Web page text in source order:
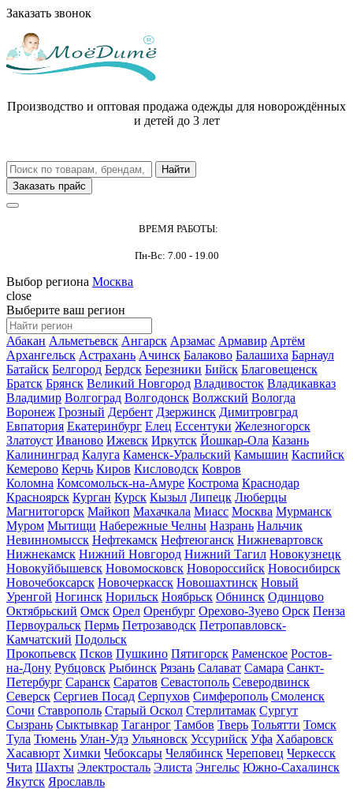
Заказать звонок
Производство и оптовая продажа одежды для новорождённых
и детей до 3 лет
Заказать прайс
ВРЕМЯ РАБОТЫ:
Пн-Вс: 7.00 - 19.00
Выбор региона Москва
close
Выберите ваш регион
Абакан Альметьевск Ангарск Арзамас Армавир Артём
Архангельск Астрахань Ачинск Балаково Балашиха Барнаул
Батайск Белгород Бердск Березники Бийск Благовещенск
Братск Брянск Великий Новгород Владивосток Владикавказ
Владимир Волгоград Волгодонск Волжский Вологда
Воронеж Грозный Дербент Дзержинск Димитровград
Евпатория Екатеринбург Елец Ессентуки Железногорск
Златоуст Иваново Ижевск Иркутск Йошкар-Ола Казань
Калининград Калуга Каменск-Уральский Камышин Каспийск
Кемерово Керчь Киров Кисловодск Ковров
Коломна Комсомольск-на-Амуре Кострома Краснодар
Красноярск Курган Курск Кызыл Липецк Люберцы
Магнитогорск Майкоп Махачкала Миасс Москва Мурманск
Муром Мытищи Набережные Челны Назрань Нальчик
Невинномысск Нефтекамск Нефтеюганск Нижневартовск
Нижнекамск Нижний Новгород Нижний Тагил Новокузнецк
Новокуйбышевск Новомосковск Новороссийск Новосибирск
Новочебоксарск Новочеркасск Новошахтинск Новый
Уренгой Ногинск Норильск Ноябрьск Обнинск Одинцово
Октябрьский Омск Орел Оренбург Орехово-Зуево Орск Пенза
Первоуральск Пермь Петрозаводск Петропавловск-
Камчатский Подольск
Прокопьевск Псков Пушкино Пятигорск Раменское Ростов-
на-Дону Рубцовск Рыбинск Рязань Салават Самара Санкт-
Петербург Саранск Саратов Севастополь Северодвинск
Северск Сергиев Посад Серпухов Симферополь Смоленск
Сочи Ставрополь Старый Оскол Стерлитамак Сургут
Сызрань Сыктывкар Таганрог Тамбов Тверь Тольятти Томск
Тула Тюмень Улан-Удэ Ульяновск Уссурийск Уфа Хабаровск
Хасавюрт Химки Чебоксары Челябинск Череповец Черкесск
Чита Шахты Электросталь Элиста Энгельс Южно-Сахалинск
Якутск Ярославль